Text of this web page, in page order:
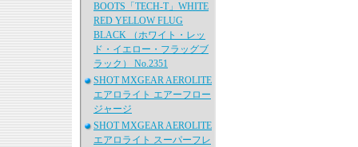
BOOTS「TECH-T」WHITE
RED YELLOW FLUG
BLACK （ホワイト・レッ
ド・イエロー・フラッグブ
ラック） No.2351
SHOT MXGEAR AEROLITE
エアロライト エアーフロー
ジャージ
SHOT MXGEAR AEROLITE
エアロライト スーパーフレ